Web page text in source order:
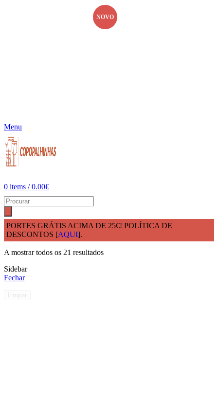
Menu
0 items / 0.00€
PORTES GRÁTIS ACIMA DE 25€! POLÍTICA DE
DESCONTOS [AQUI].
InícioProdutos etiquetados com “ACESSÓRIOS-HOMEPAGE”
A mostrar todos os 21 resultados
Sidebar
Fechar
NOVO